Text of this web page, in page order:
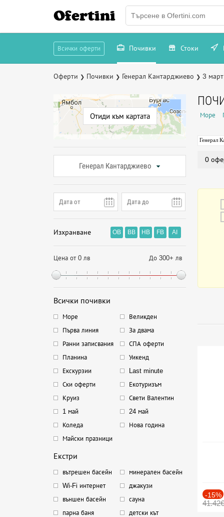
Ofertini
Всички оферти Почивки Стоки
Оферти ❯ Почивки ❯ Генерал Кантарджиево ❯ 3 март
Отиди към картата
Генерал Кантарджиево
Изхранване OB BB HB FB AI
Цена от 0 лв До 300+ лв
Всички почивки
Море
Великден
Първа линия
За двама
Ранни записвания
СПА оферти
Планина
Уикенд
Екскурзии
Last minute
Ски оферти
Екотуризъм
Круиз
Свети Валентин
1 май
24 май
Коледа
Нова година
Майски празници
Екстри
вътрешен басейн
минерален басейн
Wi-Fi интернет
джакузи
външен басейн
сауна
парна баня
детски кът
Море
Генерал
0
-15%
41.42€